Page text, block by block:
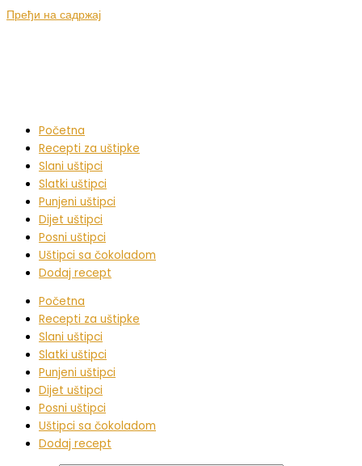
Пређи на садржај
Početna
Recepti za uštipke
Slani uštipci
Slatki uštipci
Punjeni uštipci
Dijet uštipci
Posni uštipci
Uštipci sa čokoladom
Dodaj recept
Početna
Recepti za uštipke
Slani uštipci
Slatki uštipci
Punjeni uštipci
Dijet uštipci
Posni uštipci
Uštipci sa čokoladom
Dodaj recept